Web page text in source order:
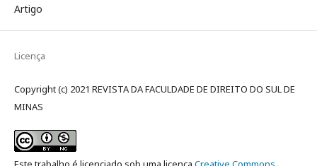
Artigo
Licença
Copyright (c) 2021 REVISTA DA FACULDADE DE DIREITO DO SUL DE
MINAS